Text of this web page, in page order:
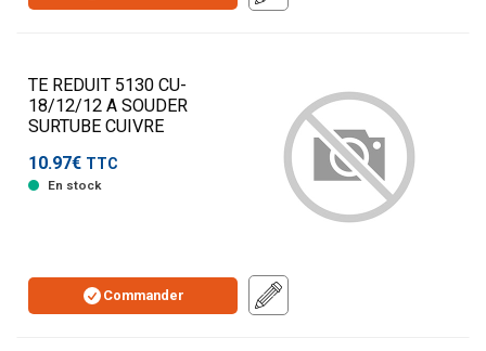
TE REDUIT 5130 CU-
18/12/12 A SOUDER
SURTUBE CUIVRE
10.97€ TTC
En stock
Commander